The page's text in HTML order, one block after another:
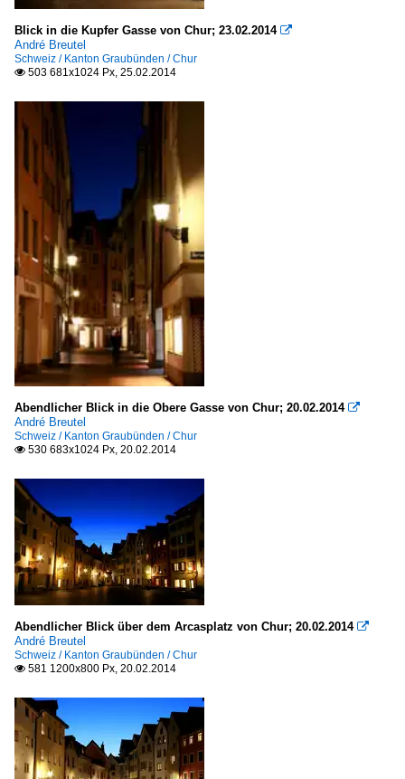
Blick in die Kupfer Gasse von Chur; 23.02.2014 
André Breutel
Schweiz / Kanton Graubünden / Chur
 503 681x1024 Px, 25.02.2014
Abendlicher Blick in die Obere Gasse von Chur; 20.02.2014 
André Breutel
Schweiz / Kanton Graubünden / Chur
 530 683x1024 Px, 20.02.2014
Abendlicher Blick über dem Arcasplatz von Chur; 20.02.2014 
André Breutel
Schweiz / Kanton Graubünden / Chur
 581 1200x800 Px, 20.02.2014